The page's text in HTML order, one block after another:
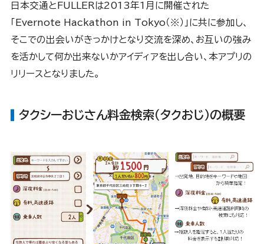
日本交通とFULLERは2013年1月に開催された
「Evernote Hackathon in Tokyo（※）」に共に参加し、
そこでの出会いがきっかけとなり交流を深め、お互いの強み
を活かして何か出来ないかアイディアを出し合い、本アプリの
リリースとなりました。
タクシーおじさん料金検索（タクおじ）の概要